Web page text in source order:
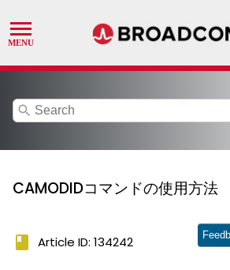
search
CAMODIDコマンドの使用方法
book Article ID: 134242